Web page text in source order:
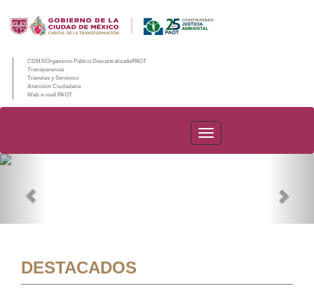
CDMX/Organismo Público Descentralizado/PAOT
Transparencia
Trámites y Servicios
Atención Ciudadana
Web e-mail PAOT
PAOT
DESTACADOS